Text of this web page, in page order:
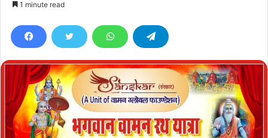
d
e
m
a
i
1 minute read